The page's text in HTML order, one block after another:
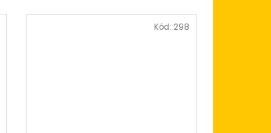
Kód: 298